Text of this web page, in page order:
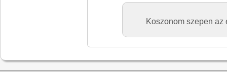
Koszonom szepen az